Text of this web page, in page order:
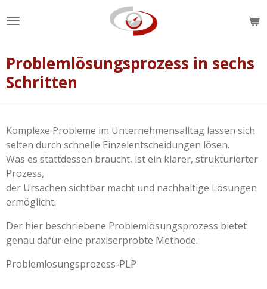
Hauptinhalt
Problemlösungsprozess in sechs
Schritten
Komplexe Probleme im Unternehmensalltag lassen sich
selten durch schnelle Einzelentscheidungen lösen.
Was es stattdessen braucht, ist ein klarer, strukturierter
Prozess,
der Ursachen sichtbar macht und nachhaltige Lösungen
ermöglicht.
Der hier beschriebene Problemlösungsprozess bietet
genau dafür eine praxiserprobte Methode.
Problemlosungsprozess-PLP